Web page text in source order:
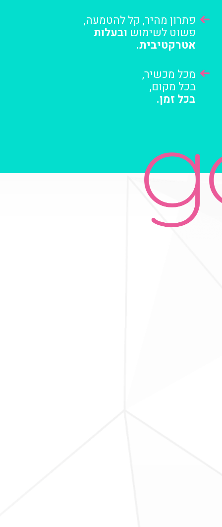
פתרון מהיר, קל להטמעה,
פשוט לשימוש ובעלות
אטרקטיבית.
מכל מכשיר,
בכל מקום,
בכל זמן.